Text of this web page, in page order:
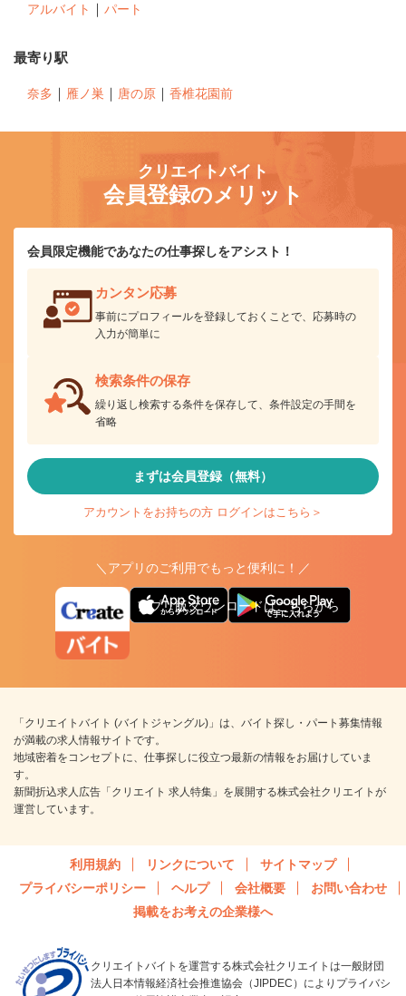
アルバイト ｜ パート
最寄り駅
奈多 ｜ 雁ノ巣 ｜ 唐の原 ｜ 香椎花園前
クリエイトバイト
会員登録のメリット
会員限定機能であなたの仕事探しをアシスト！
カンタン応募
事前にプロフィールを登録しておくことで、応募時の
入力が簡単に
検索条件の保存
繰り返し検索する条件を保存して、条件設定の手間を
省略
まずは会員登録（無料）
アカウントをお持ちの方 ログインはこちら＞
＼アプリのご利用でもっと便利に！／
アプリ版ダウンロードはこちらから
「クリエイトバイト (バイトジャングル)」は、バイト探し・パート募集情報
が満載の求人情報サイトです。
地域密着をコンセプトに、仕事探しに役立つ最新の情報をお届けしていま
す。
新聞折込求人広告「クリエイト 求人特集」を展開する株式会社クリエイトが
運営しています。
利用規約 リンクについて
サイトマップ
プライバシーポリシー
ヘルプ 会社概要
お問い合わせ
掲載をお考えの企業様へ
クリエイトバイトを運営する株式会社クリエイトは一般財団
法人日本情報経済社会推進協会（JIPDEC）によりプライバシ